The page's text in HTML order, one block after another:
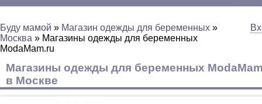
Буду мамой » Магазин одежды для беременных »
Москва » Магазины одежды для беременных
ModaMam.ru
Магазины одежды для беременных
в Москве